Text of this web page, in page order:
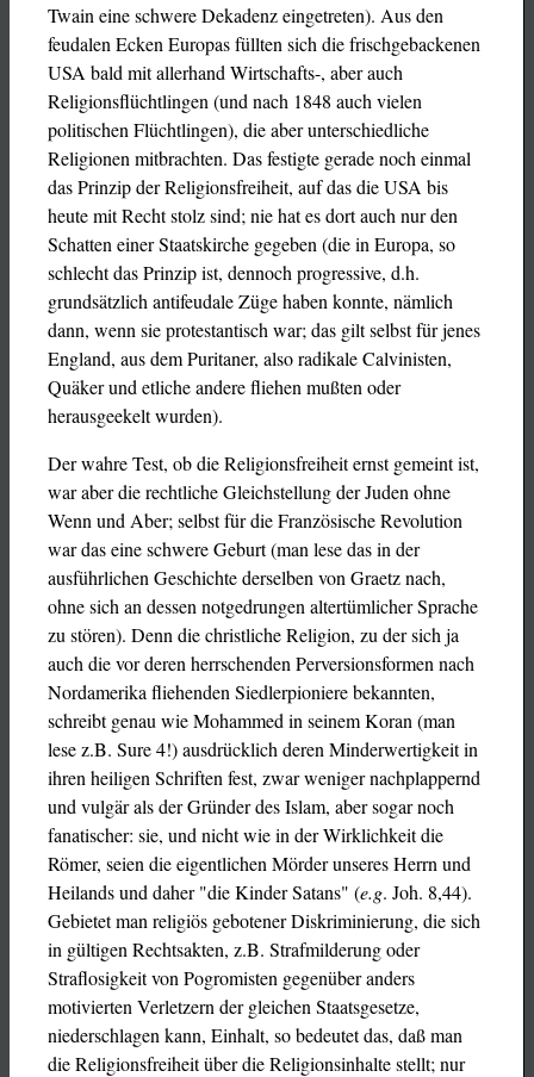
Twain eine schwere Dekadenz eingetreten). Aus den
feudalen Ecken Europas füllten sich die frischgebackenen
USA bald mit allerhand Wirtschafts-, aber auch
Religionsflüchtlingen (und nach 1848 auch vielen
politischen Flüchtlingen), die aber unterschiedliche
Religionen mitbrachten. Das festigte gerade noch einmal
das Prinzip der Religionsfreiheit, auf das die USA bis
heute mit Recht stolz sind; nie hat es dort auch nur den
Schatten einer Staatskirche gegeben (die in Europa, so
schlecht das Prinzip ist, dennoch progressive, d.h.
grundsätzlich antifeudale Züge haben konnte, nämlich
dann, wenn sie protestantisch war; das gilt selbst für jenes
England, aus dem Puritaner, also radikale Calvinisten,
Quäker und etliche andere fliehen mußten oder
herausgeekelt wurden).
Der wahre Test, ob die Religionsfreiheit ernst gemeint ist,
war aber die rechtliche Gleichstellung der Juden ohne
Wenn und Aber; selbst für die Französische Revolution
war das eine schwere Geburt (man lese das in der
ausführlichen Geschichte derselben von Graetz nach,
ohne sich an dessen notgedrungen altertümlicher Sprache
zu stören). Denn die christliche Religion, zu der sich ja
auch die vor deren herrschenden Perversionsformen nach
Nordamerika fliehenden Siedlerpioniere bekannten,
schreibt genau wie Mohammed in seinem Koran (man
lese z.B. Sure 4!) ausdrücklich deren Minderwertigkeit in
ihren heiligen Schriften fest, zwar weniger nachplappernd
und vulgär als der Gründer des Islam, aber sogar noch
fanatischer: sie, und nicht wie in der Wirklichkeit die
Römer, seien die eigentlichen Mörder unseres Herrn und
Heilands und daher "die Kinder Satans" (e.g. Joh. 8,44).
Gebietet man religiös gebotener Diskriminierung, die sich
in gültigen Rechtsakten, z.B. Strafmilderung oder
Straflosigkeit von Pogromisten gegenüber anders
motivierten Verletzern der gleichen Staatsgesetze,
niederschlagen kann, Einhalt, so bedeutet das, daß man
die Religionsfreiheit über die Religionsinhalte stellt; nur